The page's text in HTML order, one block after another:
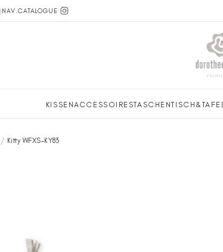
|NAV.CATALOGUE
KISSENACCESSOIRESTASCHENTISCH&TAFEL
/ Kitty WFXS-KY83